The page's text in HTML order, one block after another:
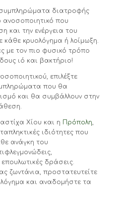
διατροφής
ανοσοποιητικό που
και την ενέργεια του
κάθε κρυολόγημα ή λοίμωξη.
με τον πιο φυσικό τρόπο
ιό και βακτήριο!
επιλέξτε
που θα
και θα συμβάλλουν στην
Χίου και η Πρόπολη,
ιδιότητες που
ανάγκη του
δράσεις.
ζωντάνια, προστατευτείτε
και αναδομήστε τα